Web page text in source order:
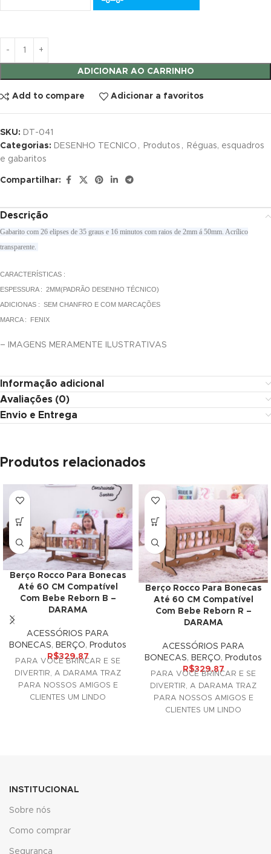
panel
panel
panel
panel
panel
panel
panel
panel
panel
panel
panel
Panel
Panel
oku
ADICIONAR AO CARRINHO
Add to compare Adicionar a favoritos
SKU: DT-041
Categorias: DESENHO TECNICO , Produtos ,
Réguas, esquadros
e gabaritos
Compartilhar:
Descrição
Gabarito com 26 elipses de 35 graus e 16 minutos com raios de 2mm á 50mm. Acrílico
transparente.
CARACTERÍSTICAS :
ESPESSURA : 2MM(PADRÃO DESENHO TÉCNICO)
ADICIONAS : SEM CHANFRO E COM MARCAÇÕES
MARCA : FENIX
– IMAGENS MERAMENTE ILUSTRATIVAS
Informação adicional
Avaliações (0)
Envio e Entrega
Produtos relacionados
Berço Rocco Para Bonecas
Até 60 CM Compatível
Com Bebe Reborn B –
DARAMA
ACESSÓRIOS PARA
BONECAS, BERÇO, Produtos
R$329.87
PARA VOCÊ BRINCAR E SE
DIVERTIR, A DARAMA TRAZ
PARA NOSSOS AMIGOS E
CLIENTES UM LINDO
Berço Rocco Para Bonecas
Até 60 CM Compatível
Com Bebe Reborn R –
DARAMA
ACESSÓRIOS PARA
BONECAS, BERÇO, Produtos
R$329.87
PARA VOCÊ BRINCAR E SE
DIVERTIR, A DARAMA TRAZ
PARA NOSSOS AMIGOS E
CLIENTES UM LINDO
INSTITUCIONAL
Sobre nós
Como comprar
Segurança